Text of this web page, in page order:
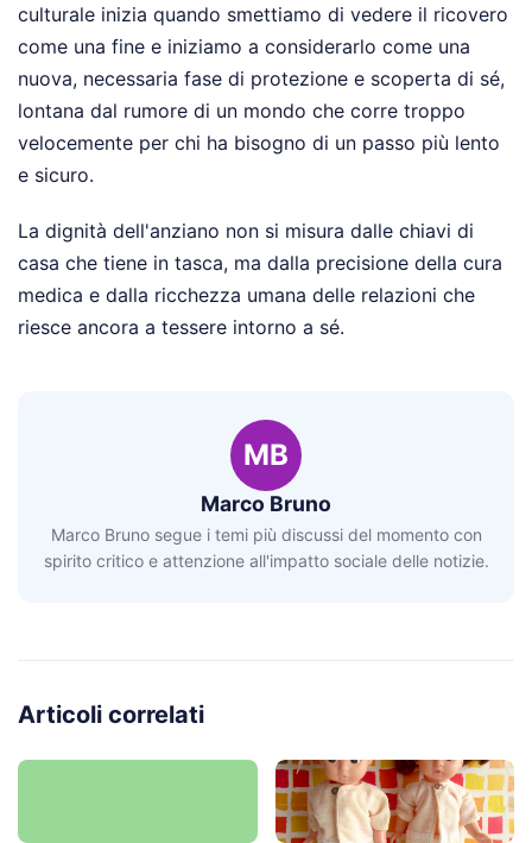
culturale inizia quando smettiamo di vedere il ricovero
come una fine e iniziamo a considerarlo come una
nuova, necessaria fase di protezione e scoperta di sé,
lontana dal rumore di un mondo che corre troppo
velocemente per chi ha bisogno di un passo più lento
e sicuro.
La dignità dell'anziano non si misura dalle chiavi di
casa che tiene in tasca, ma dalla precisione della cura
medica e dalla ricchezza umana delle relazioni che
riesce ancora a tessere intorno a sé.
MB
Marco Bruno
Marco Bruno segue i temi più discussi del momento con
spirito critico e attenzione all'impatto sociale delle notizie.
Articoli correlati